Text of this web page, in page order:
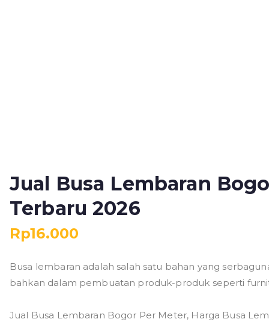
Jual Busa Lembaran
Terbaru 2026
Rp16.000
Busa lembaran adalah salah satu bahan yang
bahkan dalam pembuatan produk-produk seperti
Jual Busa Lembaran Bogor Per Meter, Harga Busa